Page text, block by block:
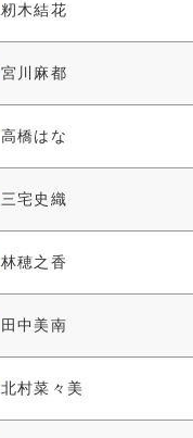
籾木結花
宮川麻都
高橋はな
三宅史織
林穂之香
田中美南
北村菜々美